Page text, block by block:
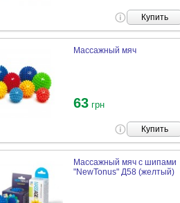
Купить
Массажный мяч
63 грн
Купить
Массажный мяч с шипами
"NewTonus" Д58 (желтый)